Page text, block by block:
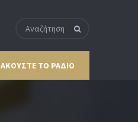
ΑΚΟΥΣΤΕ ΤΟ ΡΑΔΙΟ